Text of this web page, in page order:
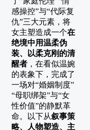
感操控”与“代际复
仇”三大元素，将
女主塑造成一个在
绝境中用温柔伪
装、以柔克刚的清
醒者 ，在看似温婉
的表象下，完成了
一场对“婚姻制度”
“母职绑架”与“女
性价值”的静默革
命。以下从叙事策
略、人物塑造、主